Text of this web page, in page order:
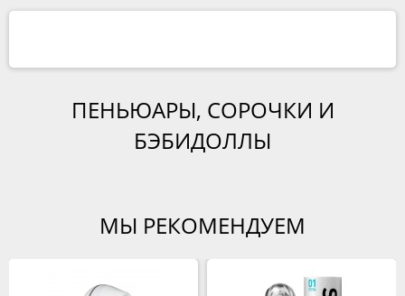
ПЕНЬЮАРЫ, СОРОЧКИ И
БЭБИДОЛЛЫ
МЫ РЕКОМЕНДУЕМ